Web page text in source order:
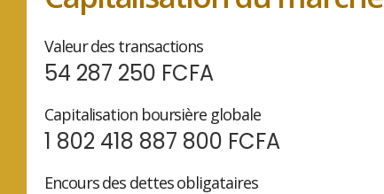
Valeur des transactions
54 287 250 FCFA
Capitalisation boursière globale
1 802 418 887 800 FCFA
Encours des dettes obligataires